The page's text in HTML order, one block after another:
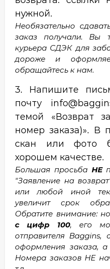
нужной.
Необязательно
заказ получали. Вы
курьера СДЭК для
дороже и
обращайтесь к нам.
3. Напишите
почту
темой «Возврат
номер заказа)». В
скан или фото
хорошем качестве.
Большая просьба НЕ
"Заявление на
или любой иной
увеличит срок
Обратите внимание:
с цифр 100, его
отправителя
оформления заказа,
Номера заказов НЕ